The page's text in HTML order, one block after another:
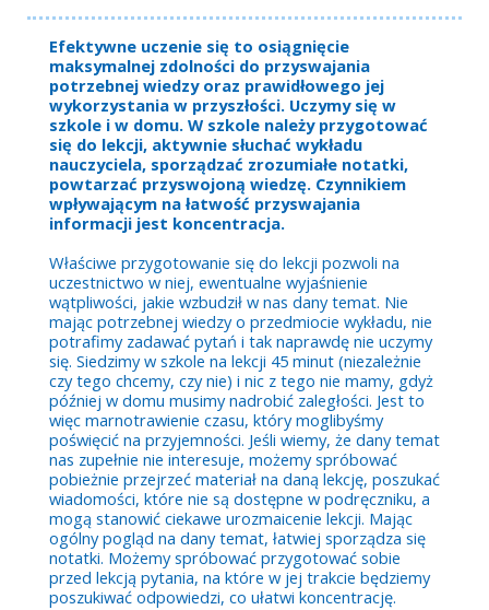
Efektywne uczenie się to osiągnięcie
maksymalnej zdolności do przyswajania
potrzebnej wiedzy oraz prawidłowego jej
wykorzystania w przyszłości. Uczymy się w
szkole i w domu. W szkole należy przygotować
się do lekcji, aktywnie słuchać wykładu
nauczyciela, sporządzać zrozumiałe notatki,
powtarzać przyswojoną wiedzę. Czynnikiem
wpływającym na łatwość przyswajania
informacji jest koncentracja.
Właściwe przygotowanie się do lekcji pozwoli na
uczestnictwo w niej, ewentualne wyjaśnienie
wątpliwości, jakie wzbudził w nas dany temat. Nie
mając potrzebnej wiedzy o przedmiocie wykładu, nie
potrafimy zadawać pytań i tak naprawdę nie uczymy
się. Siedzimy w szkole na lekcji 45 minut (niezależnie
czy tego chcemy, czy nie) i nic z tego nie mamy, gdyż
później w domu musimy nadrobić zaległości. Jest to
więc marnotrawienie czasu, który moglibyśmy
poświęcić na przyjemności. Jeśli wiemy, że dany temat
nas zupełnie nie interesuje, możemy spróbować
pobieżnie przejrzeć materiał na daną lekcję, poszukać
wiadomości, które nie są dostępne w podręczniku, a
mogą stanowić ciekawe urozmaicenie lekcji. Mając
ogólny pogląd na dany temat, łatwiej sporządza się
notatki. Możemy spróbować przygotować sobie
przed lekcją pytania, na które w jej trakcie będziemy
poszukiwać odpowiedzi, co ułatwi koncentrację.